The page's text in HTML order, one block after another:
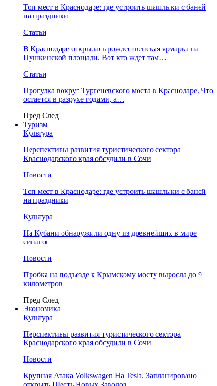
Топ мест в Краснодаре: где устроить шашлыки с баней
на праздники
Статьи
В Краснодаре открылась рождественская ярмарка на
Пушкинской площади. Вот кто ждет там…
Статьи
Прогулка вокруг Тургеневского моста в Краснодаре. Что
остается в разрухе годами, а…
Пред След
Туризм
Культура
Перспективы развития туристического сектора
Краснодарского края обсудили в Сочи
Новости
Топ мест в Краснодаре: где устроить шашлыки с баней
на праздники
Культура
На Кубани обнаружили одну из древнейших в мире
синагог
Новости
Пробка на подъезде к Крымскому мосту выросла до 9
километров
Пред След
Экономика
Культура
Перспективы развития туристического сектора
Краснодарского края обсудили в Сочи
Новости
Крупная Атака Volkswagen На Tesla. Запланировано
открыть Шесть Новых Заводов